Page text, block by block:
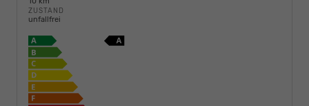
ZUSTAND
unfallfrei